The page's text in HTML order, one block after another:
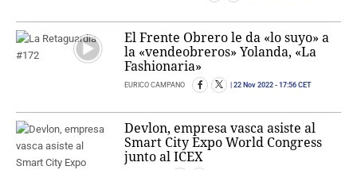
El Frente Obrero le da «lo suyo» a
la «vendeobreros» Yolanda, «La
Fashionaria»
EURICO CAMPANO 22 Nov 2022 - 17:56 CET
Devlon, empresa vasca asiste al
Smart City Expo World Congress
junto al ICEX